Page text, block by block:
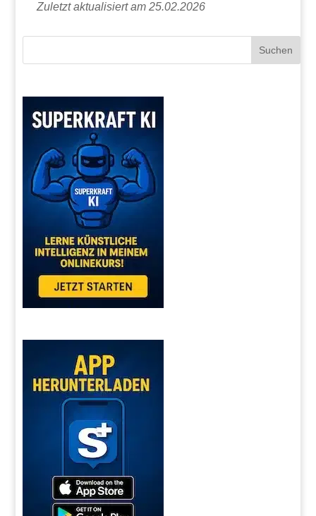
Zuletzt aktualisiert am 25.02.2026